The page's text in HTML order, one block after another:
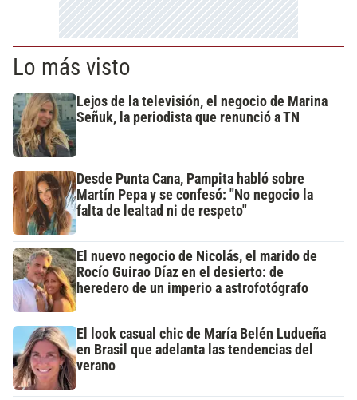
Lo más visto
Lejos de la televisión, el negocio de Marina
Señuk, la periodista que renunció a TN
Desde Punta Cana, Pampita habló sobre
Martín Pepa y se confesó: "No negocio la
falta de lealtad ni de respeto"
El nuevo negocio de Nicolás, el marido de
Rocío Guirao Díaz en el desierto: de
heredero de un imperio a astrofotógrafo
El look casual chic de María Belén Ludueña
en Brasil que adelanta las tendencias del
verano